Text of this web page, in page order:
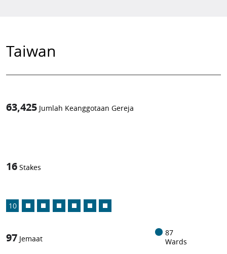
Taiwan
63,425 Jumlah Keanggotaan Gereja
16 Stakes
10
97 Jemaat
87
Wards